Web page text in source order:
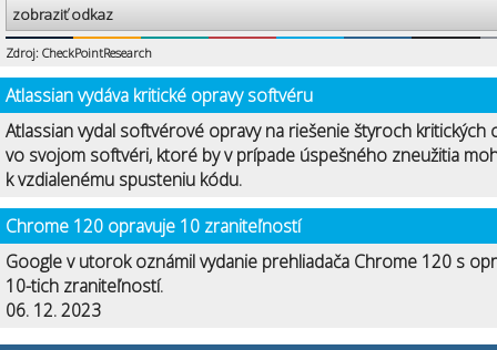
zobraziť odkaz
Zdroj: CheckPointResearch
Atlassian vydáva kritické opravy softvéru
Atlassian vydal softvérové opravy na riešenie štyroch kritických
vo svojom softvéri, ktoré by v prípade úspešného zneužitia
k vzdialenému spusteniu kódu.
Chrome 120 opravuje 10 zraniteľností
Google v utorok oznámil vydanie prehliadača Chrome 120 s
10-tich zraniteľností.
06. 12. 2023